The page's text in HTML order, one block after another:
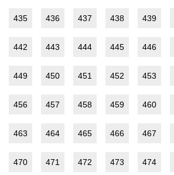
435 436 437 438 439
442 443 444 445 446
449 450 451 452 453
456 457 458 459 460
463 464 465 466 467
470 471 472 473 474